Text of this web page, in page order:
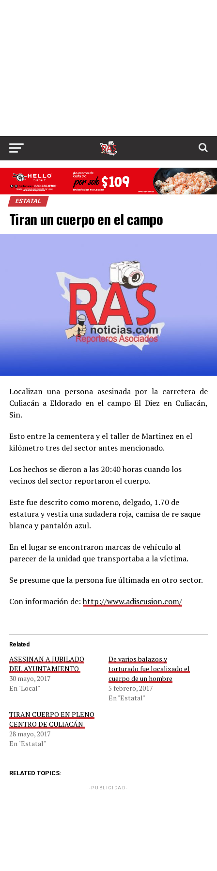
ESTATAL
Tiran un cuerpo en el campo
Localizan una persona asesinada por la carretera de
Culiacán a Eldorado en el campo El Diez en Culiacán,
Sin.
Esto entre la cementera y el taller de Martinez en el
kilómetro tres del sector antes mencionado.
Los hechos se dieron a las 20:40 horas cuando los
vecinos del sector reportaron el cuerpo.
Este fue descrito como moreno, delgado, 1.70 de
estatura y vestía una sudadera roja, camisa de re saque
blanca y pantalón azul.
En el lugar se encontraron marcas de vehículo al
parecer de la unidad que transportaba a la víctima.
Se presume que la persona fue últimada en otro sector.
Con información de:http://www.adiscusion.com/
Related
ASESINAN A JUBILADO
DEL AYUNTAMIENTO
30 mayo, 2017
En "Local"
De varios balazos y
torturado fue localizado el
cuerpo de un hombre
5 febrero, 2017
En "Estatal"
TIRAN CUERPO EN PLENO
CENTRO DE CULIACÁN
28 mayo, 2017
En "Estatal"
RELATED TOPICS:
-PUBLICIDAD-